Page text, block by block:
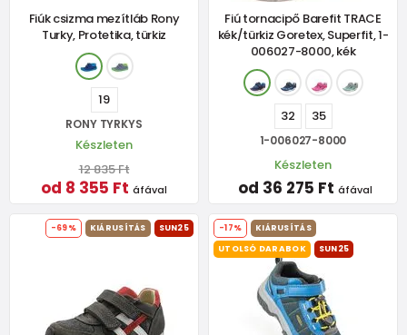
Fiúk csizma mezítláb Rony
Turky, Protetika, türkiz
19
RONY TYRKYS
Készleten
12 835 Ft
od 8 355 Ft áfával
Fiú tornacipő Barefit TRACE
kék/türkiz Goretex, Superfit, 1-
006027-8000, kék
32 35
1-006027-8000
Készleten
od 36 275 Ft áfával
-69% KIÁRUSÍTÁS SUN25 -17%
KIÁRUSÍTÁS
UTOLSÓ DARABOK
SUN25